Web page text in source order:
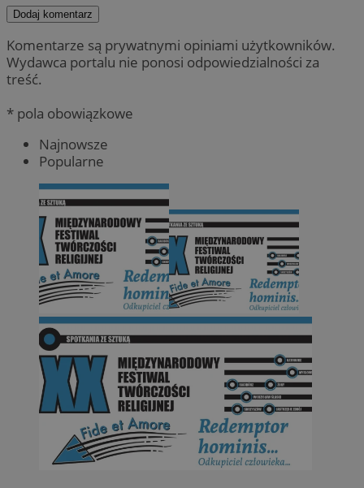
Dodaj komentarz
Komentarze są prywatnymi opiniami użytkowników.
Wydawca portalu nie ponosi odpowiedzialności za
treść.
* pola obowiązkowe
Najnowsze
Popularne